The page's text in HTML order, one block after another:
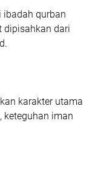
ibadah qurban
dipisahkan dari
karakter utama
keteguhan iman